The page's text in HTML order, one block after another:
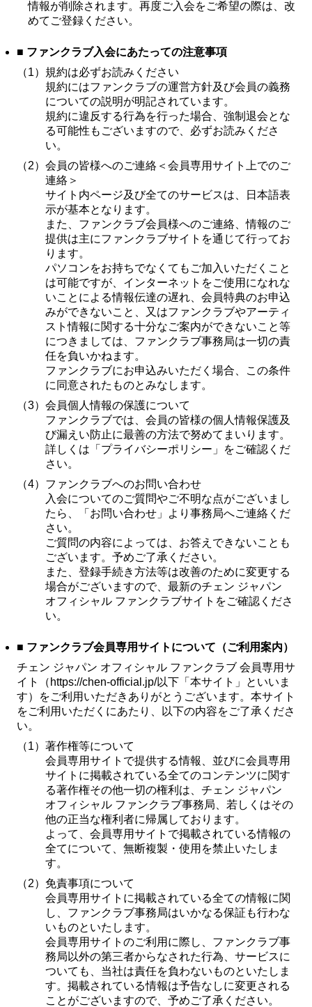
情報が削除されます。再度ご入会をご希望の際は、改
めてご登録ください。
■ ファンクラブ入会にあたっての注意事項
（1） 規約は必ずお読みください
規約にはファンクラブの運営方針及び会員の義務
についての説明が明記されています。
規約に違反する行為を行った場合、強制退会とな
る可能性もございますので、必ずお読みくださ
い。
（2） 会員の皆様へのご連絡＜会員専用サイト上でのご
連絡＞
サイト内ページ及び全てのサービスは、日本語表
示が基本となります。
また、ファンクラブ会員様へのご連絡、情報のご
提供は主にファンクラブサイトを通じて行ってお
ります。
パソコンをお持ちでなくてもご加入いただくこと
は可能ですが、インターネットをご使用になれな
いことによる情報伝達の遅れ、会員特典のお申込
みができないこと、又はファンクラブやアーティ
スト情報に関する十分なご案内ができないこと等
につきましては、ファンクラブ事務局は一切の責
任を負いかねます。
ファンクラブにお申込みいただく場合、この条件
に同意されたものとみなします。
（3） 会員個人情報の保護について
ファンクラブでは、会員の皆様の個人情報保護及
び漏えい防止に最善の方法で努めてまいります。
詳しくは「プライバシーポリシー」をご確認くだ
さい。
（4） ファンクラブへのお問い合わせ
入会についてのご質問やご不明な点がございまし
たら、「お問い合わせ」より事務局へご連絡くだ
さい。
ご質問の内容によっては、お答えできないことも
ございます。予めご了承ください。
また、登録手続き方法等は改善のために変更する
場合がございますので、最新のチェン ジャパン
オフィシャル ファンクラブサイトをご確認くださ
い。
■ ファンクラブ会員専用サイトについて（ご利用案内）
チェン ジャパン オフィシャル ファンクラブ 会員専用サ
イト（https://chen-official.jp/以下「本サイト」といいま
す）をご利用いただきありがとうございます。本サイト
をご利用いただくにあたり、以下の内容をご了承くださ
い。
（1） 著作権等について
会員専用サイトで提供する情報、並びに会員専用
サイトに掲載されている全てのコンテンツに関す
る著作権その他一切の権利は、チェン ジャパン
オフィシャル ファンクラブ事務局、若しくはその
他の正当な権利者に帰属しております。
よって、会員専用サイトで掲載されている情報の
全てについて、無断複製・使用を禁止いたしま
す。
（2） 免責事項について
会員専用サイトに掲載されている全ての情報に関
し、ファンクラブ事務局はいかなる保証も行わな
いものといたします。
会員専用サイトのご利用に際し、ファンクラブ事
務局以外の第三者からなされた行為、サービスに
ついても、当社は責任を負わないものといたしま
す。掲載されている情報は予告なしに変更される
ことがございますので、予めご了承ください。